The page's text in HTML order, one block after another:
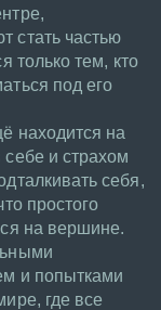
стать частью
только тем, кто
под его
находится на
и страхом
себя,
простого
на вершине.
и попытками
где все